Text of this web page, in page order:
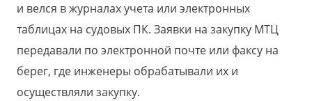
и велся в журналах учета или электронных
таблицах на судовых ПК. Заявки на закупку МТЦ
передавали по электронной почте или факсу на
берег, где инженеры обрабатывали их и
осуществляли закупку.